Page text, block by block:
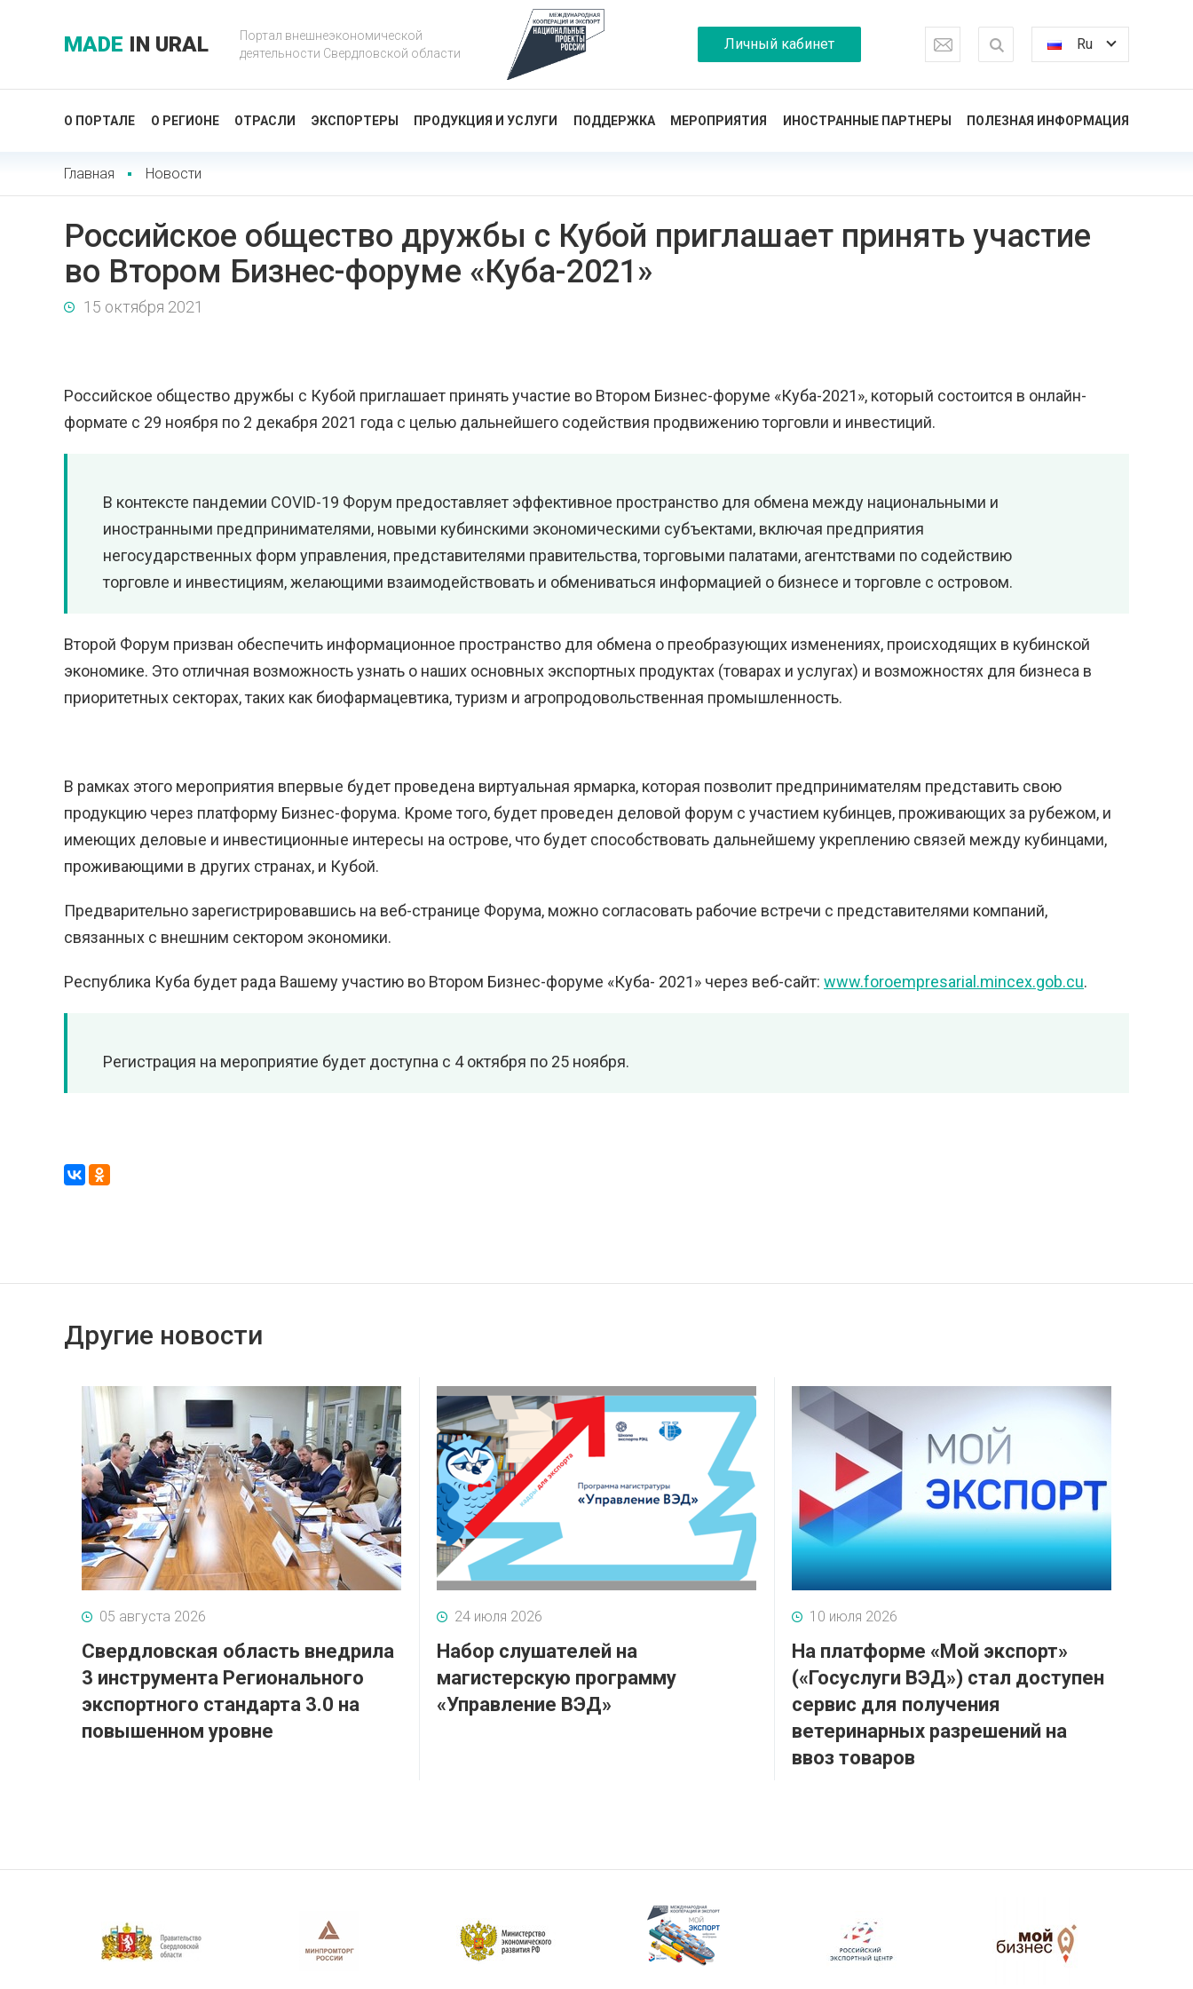
MADE IN URAL
Портал внешнеэкономической
деятельности Свердловской области
Личный кабинет Ru
О ПОРТАЛЕ О РЕГИОНЕ ОТРАСЛИ ЭКСПОРТЕРЫ ПРОДУКЦИЯ И УСЛУГИ ПОДДЕРЖКА МЕРОПРИЯТИЯ ИНОСТРАННЫЕ ПАРТНЕРЫ ПОЛЕЗНАЯ ИНФОРМАЦИЯ
Главная Новости
Российское общество дружбы с Кубой приглашает принять участие
во Втором Бизнес-форуме «Куба-2021»
15 октября 2021
Российское общество дружбы с Кубой приглашает принять участие во Втором Бизнес-форуме «Куба-2021», который состоится в онлайн-
формате с 29 ноября по 2 декабря 2021 года с целью дальнейшего содействия продвижению торговли и инвестиций.
В контексте пандемии COVID-19 Форум предоставляет эффективное пространство для обмена между национальными и
иностранными предпринимателями, новыми кубинскими экономическими субъектами, включая предприятия
негосударственных форм управления, представителями правительства, торговыми палатами, агентствами по содействию
торговле и инвестициям, желающими взаимодействовать и обмениваться информацией о бизнесе и торговле с островом.
Второй Форум призван обеспечить информационное пространство для обмена о преобразующих изменениях, происходящих в кубинской
экономике. Это отличная возможность узнать о наших основных экспортных продуктах (товарах и услугах) и возможностях для бизнеса в
приоритетных секторах, таких как биофармацевтика, туризм и агропродовольственная промышленность.
В рамках этого мероприятия впервые будет проведена виртуальная ярмарка, которая позволит предпринимателям представить свою
продукцию через платформу Бизнес-форума. Кроме того, будет проведен деловой форум с участием кубинцев, проживающих за рубежом, и
имеющих деловые и инвестиционные интересы на острове, что будет способствовать дальнейшему укреплению связей между кубинцами,
проживающими в других странах, и Кубой.
Предварительно зарегистрировавшись на веб-странице Форума, можно согласовать рабочие встречи с представителями компаний,
связанных с внешним сектором экономики.
Республика Куба будет рада Вашему участию во Втором Бизнес-форуме «Куба- 2021» через веб-сайт: www.foroempresarial.mincex.gob.cu.
Регистрация на мероприятие будет доступна с 4 октября по 25 ноября.
Другие новости
05 августа 2026
Свердловская область внедрила
3 инструмента Регионального
экспортного стандарта 3.0 на
повышенном уровне
24 июля 2026
Набор слушателей на
магистерскую программу
«Управление ВЭД»
10 июля 2026
На платформе «Мой экспорт»
(«Госуслуги ВЭД») стал доступен
сервис для получения
ветеринарных разрешений на
ввоз товаров